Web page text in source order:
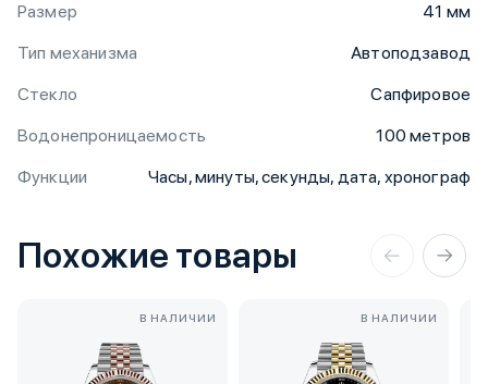
Размер
41 мм
Тип механизма
Автоподзавод
Стекло
Сапфировое
Водонепроницаемость
100 метров
Функции
Часы, минуты, секунды, дата, хронограф
Похожие товары
В НАЛИЧИИ В НАЛИЧИИ